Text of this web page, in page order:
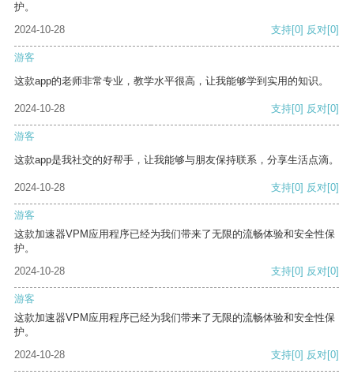
护。
2024-10-28
支持[0] 反对[0]
游客
这款app的老师非常专业，教学水平很高，让我能够学到实用的知识。
2024-10-28 支持[0] 反对[0]
游客
这款app是我社交的好帮手，让我能够与朋友保持联系，分享生活点滴。
2024-10-28 支持[0] 反对[0]
游客
这款加速器VPM应用程序已经为我们带来了无限的流畅体验和安全性保
护。
2024-10-28
支持[0] 反对[0]
游客
这款加速器VPM应用程序已经为我们带来了无限的流畅体验和安全性保
护。
2024-10-28
支持[0] 反对[0]